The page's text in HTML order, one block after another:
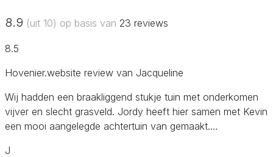
8.9 (uit 10) op basis van 23 reviews
8.5
Hovenier.website review van Jacqueline
Wij hadden een braakliggend stukje tuin met onderkomen
vijver en slecht grasveld. Jordy heeft hier samen met Kevin
een mooi aangelegde achtertuin van gemaakt.…
J